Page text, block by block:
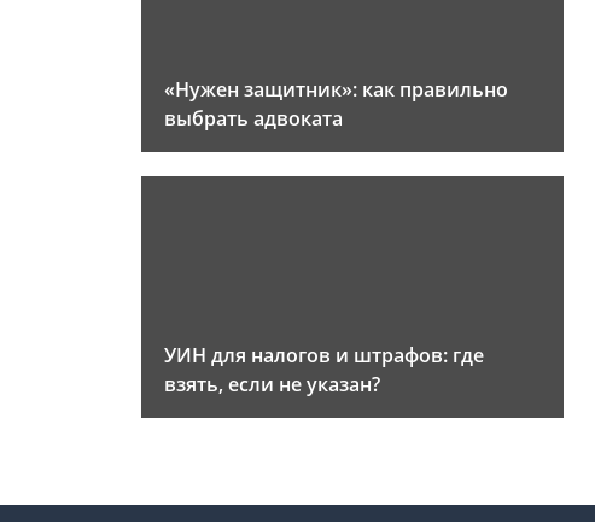
«Нужен защитник»: как правильно
выбрать адвоката
УИН для налогов и штрафов: где
взять, если не указан?